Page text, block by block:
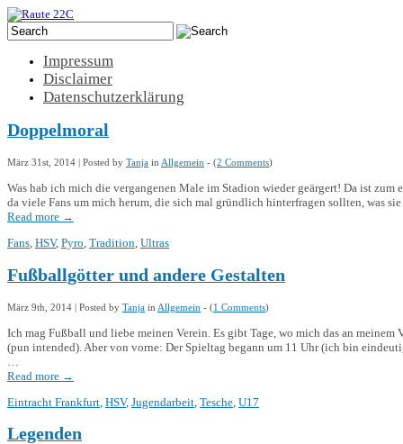
Impressum
Disclaimer
Datenschutzerklärung
Doppelmoral
März 31st, 2014 | Posted by Tanja in Allgemein - (2 Comments)
Was hab ich mich die vergangenen Male im Stadion wieder geärgert! Da ist
da viele Fans um mich herum, die sich mal gründlich hinterfragen sollten, was
Read more →
Fans, HSV, Pyro, Tradition, Ultras
Fußballgötter und andere Gestalten
März 9th, 2014 | Posted by Tanja in Allgemein - (1 Comments)
Ich mag Fußball und liebe meinen Verein. Es gibt Tage, wo mich das an
(pun intended). Aber von vorne: Der Spieltag begann um 11 Uhr (ich bin
Read more →
Eintracht Frankfurt HSV, Jugendarbeit Tesche U17
Legenden